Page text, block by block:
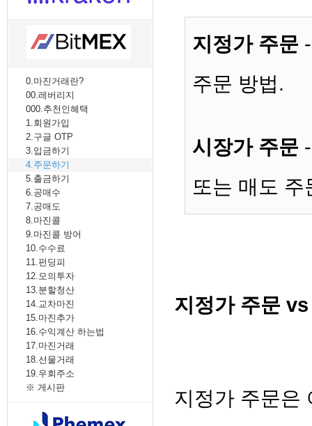
6. 헤드 앤 숄더 패턴
7. 하모닉 패턴
9. 하이먼민스키 패턴
10. 엘리어트 파동
3. BOL - 볼린저밴드
4. RSI - 상대강도지수
6. IKH - 일목평균표
8. CCI - 채널지수
14. VR - 거래량비율
0.마진거래란?
00.레버리지
000.추천인혜택
1.회원가입
2.구글 OTP
3.입금하기
4.주문하기
5.출금하기
6.공매수
7.공매도
8.마진콜
9.마진콜 방어
10.수수료
11.펀딩피
12.모의투자
13.분할청산
14.교차마진
15.마진추가
16.수익계산 하는법
17.마진거래
18.선물거래
19.우회주소
※ 게시판
지정가 주문
주문 방법.
시장가 주문
또는 매도
지정가 주문
지정가 주문은